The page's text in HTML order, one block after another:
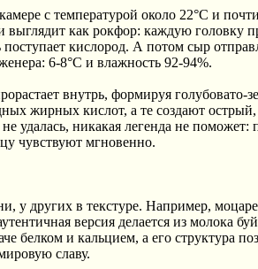
с температурой около 22°C и
выглядит как рокфор: каждую
поступает кислород. А потом сыр
6-8°C и влажность 92-94%.
внутрь, формируя
жирных кислот, а те создают
удалась, никакая легенда не
чувствуют мгновенно.
у других в текстуре. Например,
версия делается из молока
белком и кальцием, а его структура
славу.